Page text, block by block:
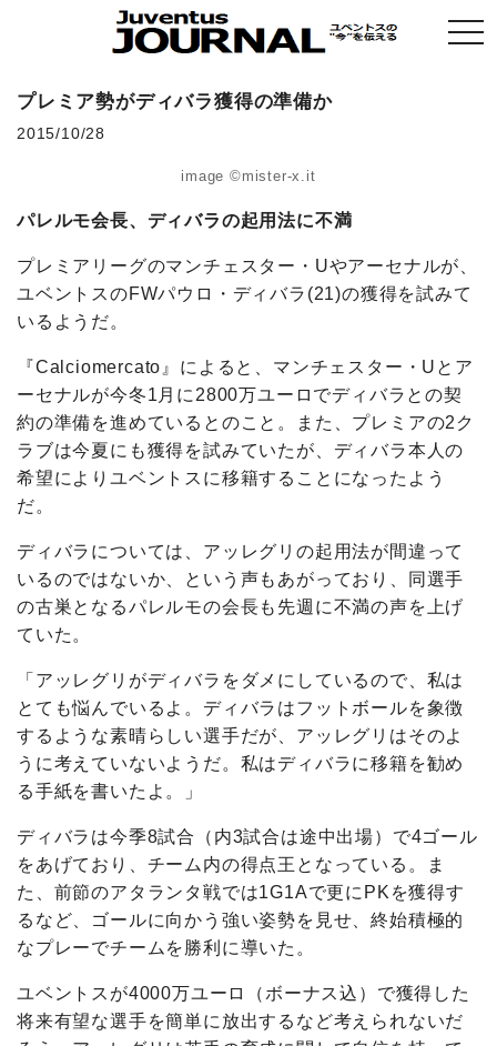
プレミア勢がディバラ獲得の準備か
2015/10/28
image ©mister-x.it
パレルモ会長、 ディバラの起用法に不満
プレミアリーグのマンチェスター・Uやアーセナルが、
ユベントスのFWパウロ・ディバラ(21)の獲得を試みて
いるようだ。
『Calciomercato』によると、マンチェスター・Uとア
ーセナルが今冬1月に2800万ユーロでディバラとの契
約の準備を進めているとのこと。また、プレミアの2ク
ラブは今夏にも獲得を試みていたが、ディバラ本人の
希望によりユベントスに移籍することになったよう
だ。
ディバラについては、アッレグリの起用法が間違って
いるのではないか、という声もあがっており、同選手
の古巣となるパレルモの会長も先週に不満の声を上げ
ていた。
「アッレグリがディバラをダメにしているので、私は
とても悩んでいるよ。ディバラはフットボールを象徴
するような素晴らしい選手だが、アッレグリはそのよ
うに考えていないようだ。私はディバラに移籍を勧め
る手紙を書いたよ。」
ディバラは今季8試合（内3試合は途中出場）で4ゴール
をあげており、チーム内の得点王となっている。ま
た、前節のアタランタ戦では1G1Aで更にPKを獲得す
るなど、ゴールに向かう強い姿勢を見せ、終始積極的
なプレーでチームを勝利に導いた。
ユベントスが4000万ユーロ（ボーナス込）で獲得した
将来有望な選手を簡単に放出するなど考えられないだ